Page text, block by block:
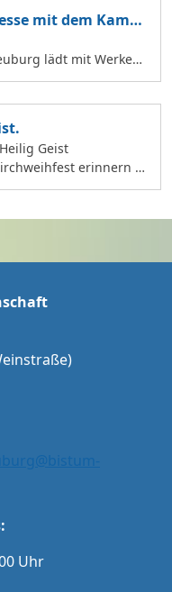
mit dem Kamm
lädt mit Werken
Konzert in der Hofkirch
Sopran JUDI
GRÜNDL Tenor WILF
und ab Sept
der PG Neub
Geist
erinnern wi
fünf Altäre von Hl. G
aus lebendigen Stein
Uhr